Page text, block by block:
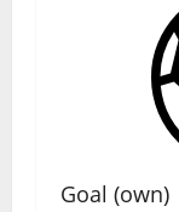
Goal (own)